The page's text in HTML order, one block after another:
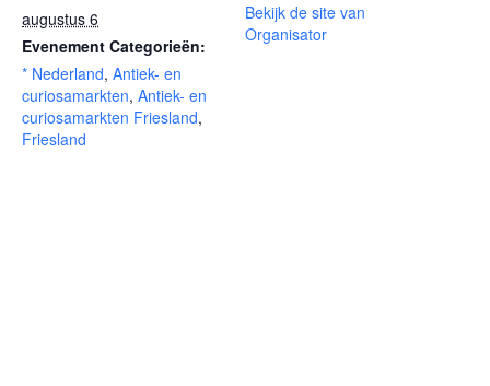
augustus 6
Evenement Categorieën:
* Nederland, Antiek- en
curiosamarkten, Antiek- en
curiosamarkten Friesland,
Friesland
Bekijk de site van
Organisator